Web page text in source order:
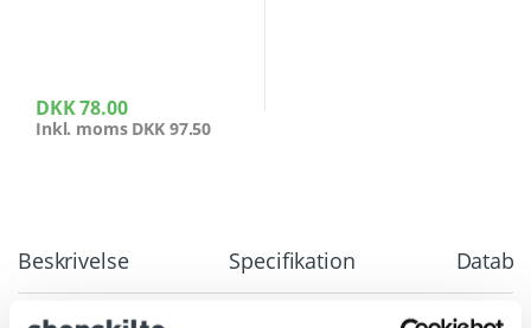
DKK78.00
Inkl. moms DKK 97.50
Beskrivelse Specifikation